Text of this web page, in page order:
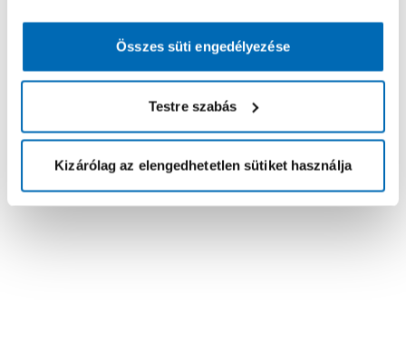
Összes süti engedélyezése
Testre szabás
Kizárólag az elengedhetetlen sütiket használja